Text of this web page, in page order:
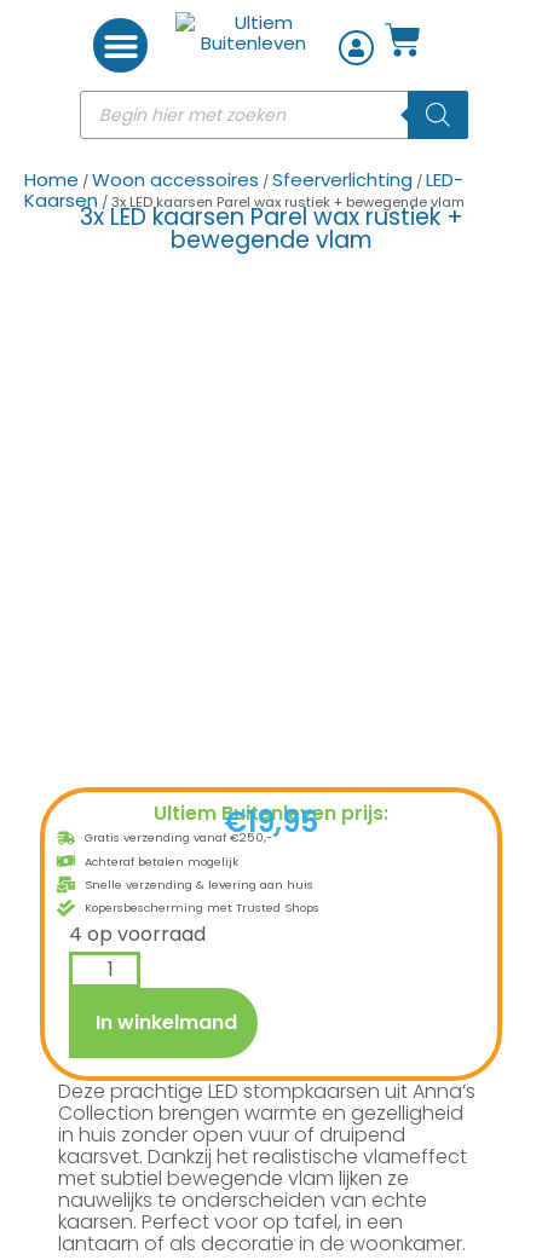
Home /Woon accessoires /Sfeerverlichting /LED-
Kaarsen / 3x LED kaarsen Parel wax rustiek + bewegende vlam
3x LED kaarsen Parel wax rustiek +
bewegende vlam
Ultiem Buitenleven prijs:
€19,95
Gratis verzending vanaf €250,-*
Achteraf betalen mogelijk
Snelle verzending & levering aan huis
Kopersbescherming met Trusted Shops
4 op voorraad
In winkelmand
Deze prachtige LED stompkaarsen uit Anna’s
Collection brengen warmte en gezelligheid
in huis zonder open vuur of druipend
kaarsvet. Dankzij het realistische vlameffect
met subtiel bewegende vlam lijken ze
nauwelijks te onderscheiden van echte
kaarsen. Perfect voor op tafel, in een
lantaarn of als decoratie in de woonkamer.